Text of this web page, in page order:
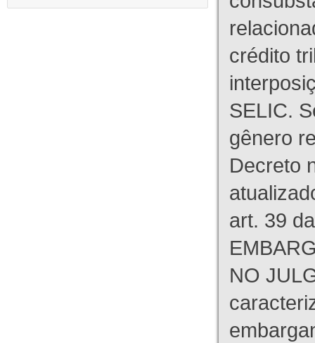
crédito
SELIC.
gênero
Decreto
art. 39
NO